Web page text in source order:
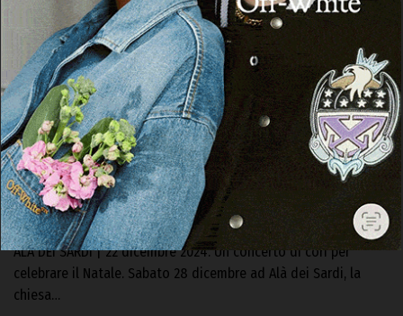
ALÀ DEI SARDI
“Isettende su Nadale”, ad Alà dei Sardi il
concerto di cori nella chiesa di
Sant’Agostino
22 Dicembre 2024, 16:02
ALÀ DEI SARDI | 22 dicembre 2024. Un concerto di cori per
celebrare il Natale. Sabato 28 dicembre ad Alà dei Sardi, la
chiesa…